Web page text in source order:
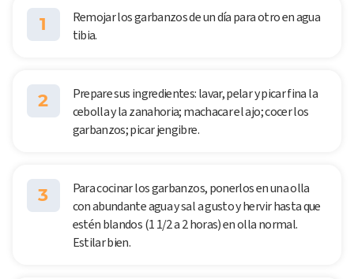
1
Remojar los garbanzos de un día para otro en agua
tibia.
2
Prepare sus ingredientes: lavar, pelar y picar fina la
cebolla y la zanahoria; machacar el ajo; cocer los
garbanzos; picar jengibre.
3
Para cocinar los garbanzos, ponerlos en una olla
con abundante agua y sal a gusto y hervir hasta que
estén blandos (1 1/2 a 2 horas) en olla normal.
Estilar bien.